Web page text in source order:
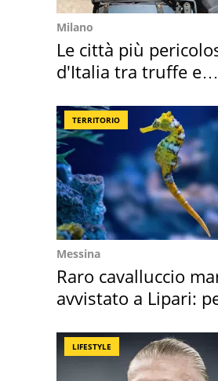
Milano
Le città più
d'Italia tra truffe e
TERRITORIO
Messina
Raro cavalluccio
avvistato a Lipari:
LIFESTYLE